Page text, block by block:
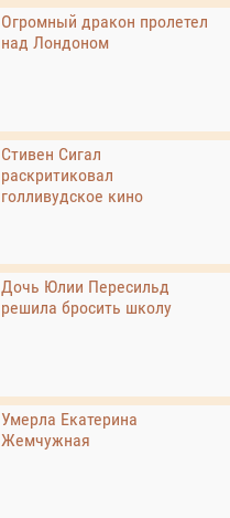
Огромный дракон пролетел
над Лондоном
Стивен Сигал
раскритиковал
голливудское кино
Дочь Юлии Пересильд
решила бросить школу
Умерла Екатерина
Жемчужная